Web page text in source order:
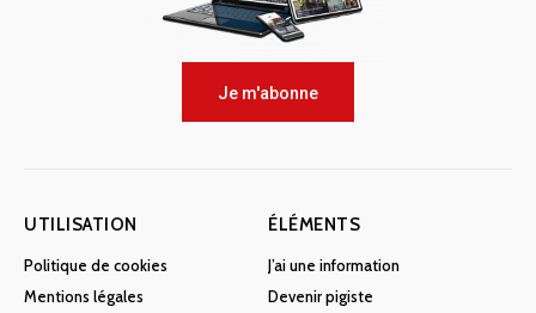
Je m'abonne
UTILISATION
Politique de cookies
Mentions légales
ÉLÉMENTS
J’ai une information
Devenir pigiste